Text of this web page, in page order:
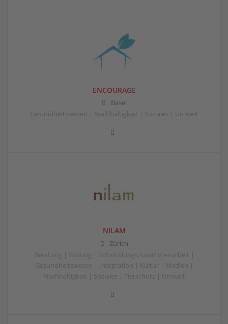
ENCOURAGE
Basel
Gesundheitswesen | Nachhaltigkeit | Soziales | Umwelt
NILAM
Zürich
Beratung | Bildung | Entwicklungszusammenarbeit |
Gesundheitswesen | Integration | Kultur | Medien |
Nachhaltigkeit | Soziales | Tierschutz | Umwelt